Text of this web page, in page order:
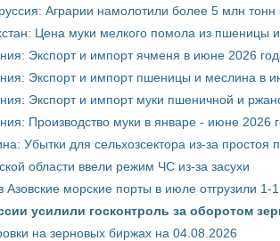
Аграрии намолотили более 5 млн тонн
Цена муки мелкого помола из пшеницы
Экспорт и импорт ячменя в июне 2026
Экспорт и импорт пшеницы и меслина в
Экспорт и импорт муки пшеничной и
Производство муки в январе - июне 2026
Убытки для сельхозсектора из-за простоя
области ввели режим ЧС из-за засухи
Азовские морские порты в июле отгрузили
усилили госконтроль за оборотом
на зерновых биржах на 04.08.2026